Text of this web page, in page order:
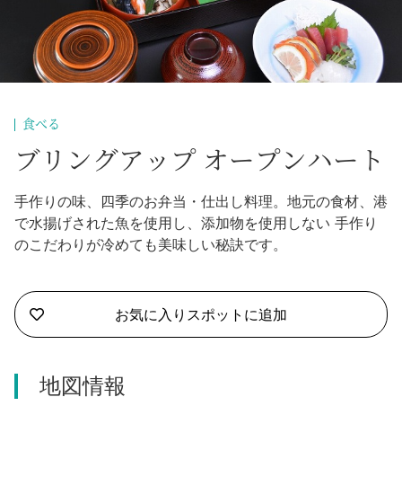
あじわう
イベント
エリア
熱海市
沼津市
三島市
特集
旅の計画
モデルコース
宿泊・予約
AIルートプランナー
アクセス
日本語
食べる
ブリングアップ オープンハート
手作りの味、四季のお弁当・仕出し料理。地元の食材、港
で水揚げされた魚を使用し、添加物を使用しない 手作り
のこだわりが冷めても美味しい秘訣です。
お気に入りスポットに追加
地図情報